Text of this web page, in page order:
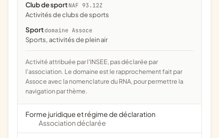
Club de sport NAF 93.12Z
Activités de clubs de sports
Sport domaine Assoce
Sports, activités de plein air
Activité attribuée par l'INSEE, pas déclarée par
l'association. Le domaine est le rapprochement fait par
Assoce avec la nomenclature du RNA, pour permettre la
navigation par thème.
Forme juridique et régime de déclaration
Association déclarée